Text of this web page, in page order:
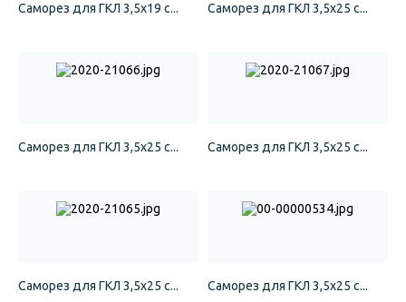
Саморез для ГКЛ 3,5х19 с... Саморез для ГКЛ 3,5х25 с...
Саморез для ГКЛ 3,5х25 с... Саморез для ГКЛ 3,5х25 с...
Саморез для ГКЛ 3,5х25 с... Саморез для ГКЛ 3,5х25 с...